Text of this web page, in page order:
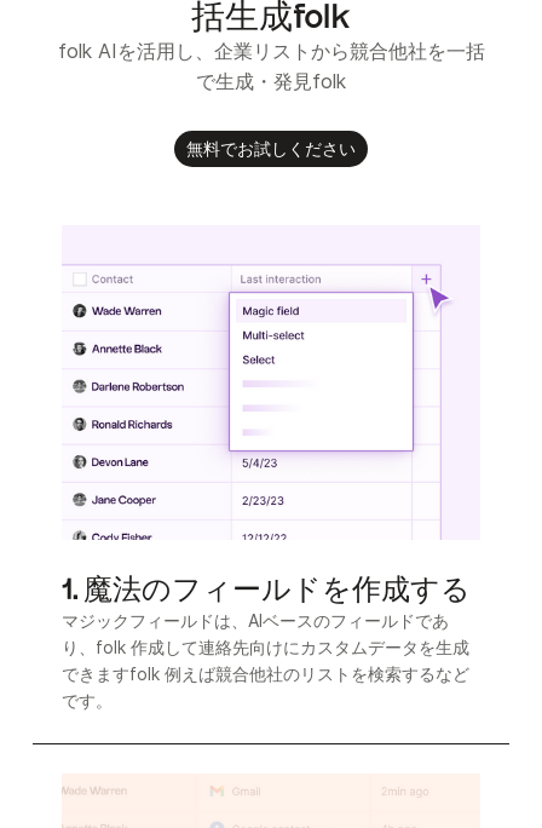
括生成folk
folk AIを活用し、企業リストから競合他社を一括
で生成・発見folk
無料でお試しください
1. 魔法のフィールドを作成する
マジックフィールドは、AIベースのフィールドであ
り、folk 作成して連絡先向けにカスタムデータを生成
できますfolk 例えば競合他社のリストを検索するなど
です。